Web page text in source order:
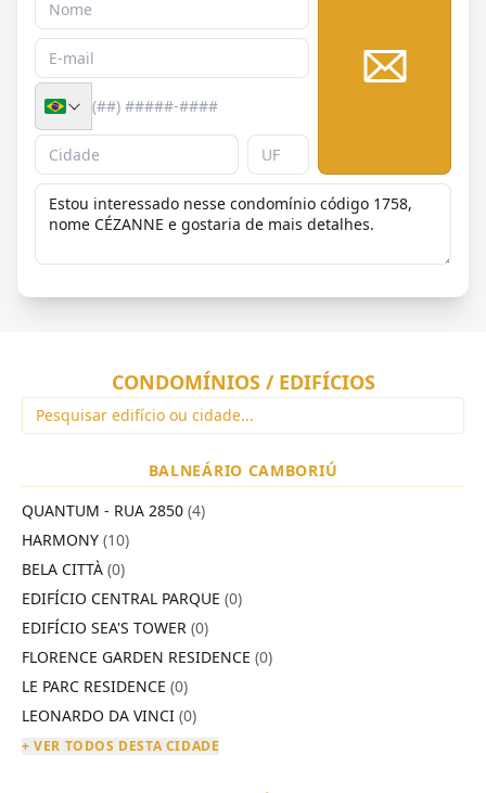
CONDOMÍNIOS / EDIFÍCIOS
BALNEÁRIO CAMBORIÚ
QUANTUM - RUA 2850 (4)
HARMONY (10)
BELA CITTÀ (0)
EDIFÍCIO CENTRAL PARQUE (0)
EDIFÍCIO SEA'S TOWER (0)
FLORENCE GARDEN RESIDENCE (0)
LE PARC RESIDENCE (0)
LEONARDO DA VINCI (0)
+ VER TODOS DESTA CIDADE